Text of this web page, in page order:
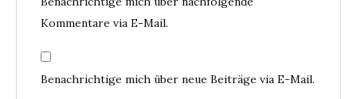
Kommentare via E-Mail.
Benachrichtige mich über neue Beiträge via E-Mail.